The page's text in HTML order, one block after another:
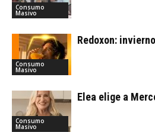
Consumo
Masivo
Consumo
Masivo
Redoxon:
Consumo
Masivo
Elea elige a